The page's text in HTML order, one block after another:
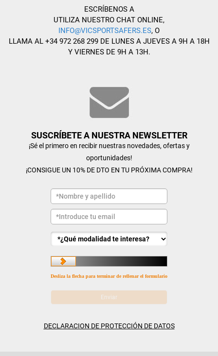
ESCRÍBENOS A
UTILIZA NUESTRO CHAT ONLINE,
INFO@VICSPORTSAFERS.ES, O
LLAMA AL +34 972 268 299 DE LUNES A JUEVES A 9H A 18H
Y VIERNES DE 9H A 13H.
SUSCRÍBETE A NUESTRA NEWSLETTER
¡Sé el primero en recibir nuestras novedades, ofertas y
oportunidades!
¡CONSIGUE UN 10% DE DTO EN TU PRÓXIMA COMPRA!
Desliza la flecha para terminar de rellenar el formulario
DECLARACION DE PROTECCIÓN DE DATOS